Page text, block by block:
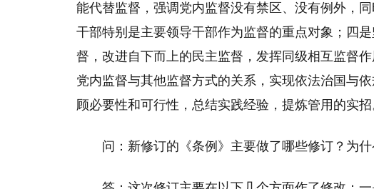
能代替监督，强调党内监督没有禁区、没有例外，
干部特别是主要领导干部作为监督的重点对象；四
督，改进自下而上的民主监督，发挥同级相互监督
党内监督与其他监督方式的关系，实现依法治国与
顾必要性和可行性，总结实践经验，提炼管用的实招
问：新修订的《条例》主要做了哪些修订？为什